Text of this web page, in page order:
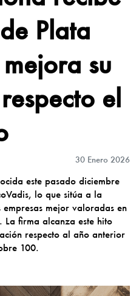
Plata
su
el
30 Enero 2026
este pasado diciembre
lo que sitúa a la
mejor valoradas en
firma alcanza este hito
respecto al año anterior
100.